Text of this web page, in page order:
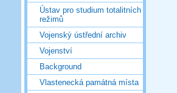
Ústav pro studium totalitních
režimů
Vojenský ústřední archiv
Vojenství
Background
Vlastenecká památná místa